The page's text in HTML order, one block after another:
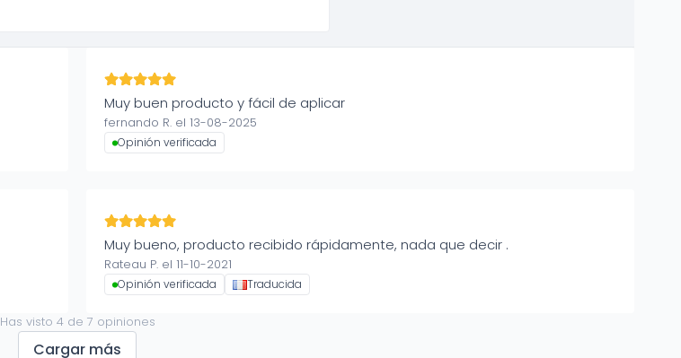
Muy buen producto y fácil de aplicar
fernando R. el 13-08-2025
Opinión verificada
Muy bueno, producto recibido rápidamente, nada que decir .
Rateau P. el 11-10-2021
Opinión verificada Traducida
Has visto 4de 7 opiniones
Cargar más